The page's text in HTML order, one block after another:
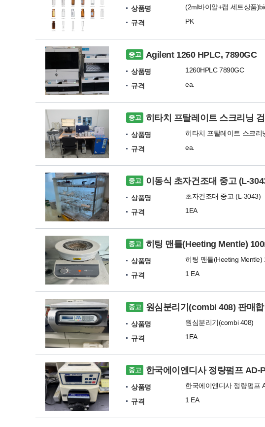
상품명
규격
PK
중고 Agilent 1260 HPLC, 7890GC
상품명
1260HPLC 7890GC
규격
ea.
중고 히타치 프탈레이트 스크리닝
상품명
규격
ea.
중고 이동식 초자건조대 중고 (L-
상품명
초자건조대 중고 (L-3043)
규격
1EA
중고 히팅 맨틀(Heeting Mentle)
상품명
히팅 맨틀(Heeting Mentle)
규격
1 EA
중고 원심분리기(combi 408) 판매
상품명
원심분리기(combi 408)
규격
1EA
중고 한국에이엔디사 정량펌프 AD-
상품명
한국에이엔디사 정량펌프
규격
1 EA